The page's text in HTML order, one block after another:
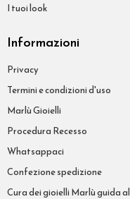
I tuoi look
Informazioni
Privacy
Termini e condizioni d'uso
Marlù Gioielli
Procedura Recesso
Whatsappaci
Confezione spedizione
Cura dei gioielli Marlù guida al